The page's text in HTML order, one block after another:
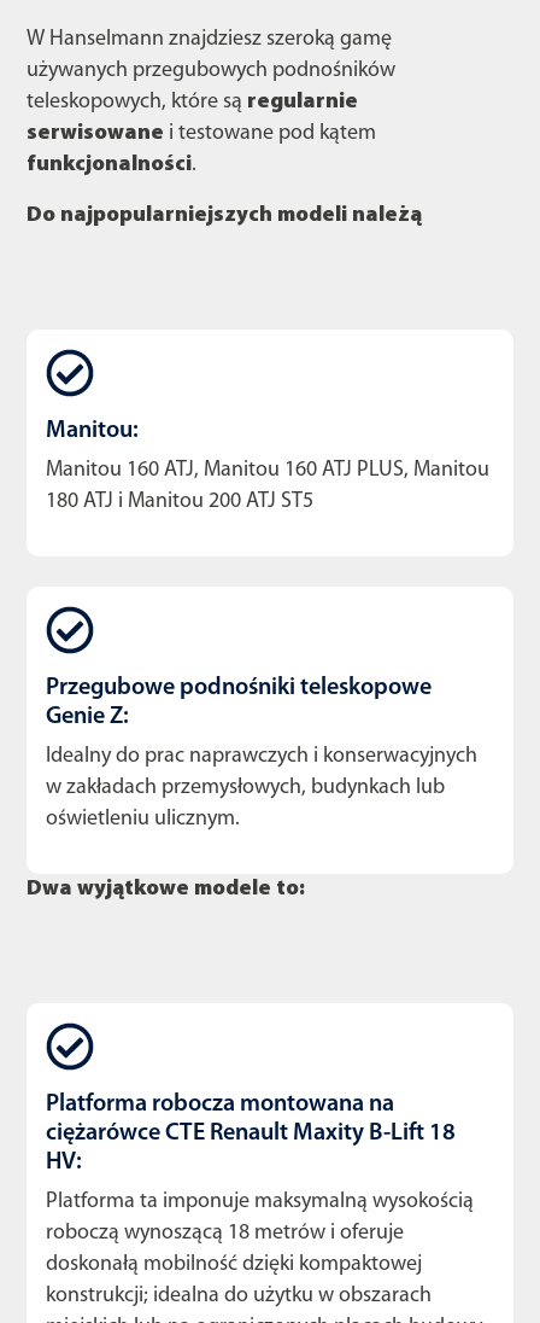
W Hanselmann znajdziesz szeroką gamę
używanych przegubowych podnośników
teleskopowych, które są regularnie
serwisowane i testowane pod kątem
funkcjonalności.
Do najpopularniejszych modeli należą
Manitou:
Manitou 160 ATJ, Manitou 160 ATJ PLUS, Manitou
180 ATJ i Manitou 200 ATJ ST5
Przegubowe podnośniki teleskopowe
Genie Z:
Idealny do prac naprawczych i konserwacyjnych
w zakładach przemysłowych, budynkach lub
oświetleniu ulicznym.
Dwa wyjątkowe modele to:
Platforma robocza montowana na
ciężarówce CTE Renault Maxity B-Lift 18
HV:
Platforma ta imponuje maksymalną wysokością
roboczą wynoszącą 18 metrów i oferuje
doskonałą mobilność dzięki kompaktowej
konstrukcji; idealna do użytku w obszarach